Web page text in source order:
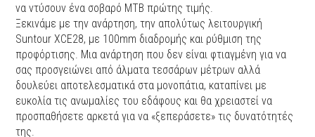
να ντύσουν ένα σοβαρό ΜΤΒ πρώτης τιμής.
Ξεκινάμε με την ανάρτηση, την απολύτως λειτουργική
Suntour XCE28, με 100mm διαδρομής και ρύθμιση της
προφόρτισης. Μια ανάρτηση που δεν είναι φτιαγμένη για να
σας προσγειώνει από άλματα τεσσάρων μέτρων αλλά
δουλεύει αποτελεσματικά στα μονοπάτια, καταπίνει με
ευκολία τις ανωμαλίες του εδάφους και θα χρειαστεί να
προσπαθήσετε αρκετά για να «ξεπεράσετε» τις δυνατότητές
της.